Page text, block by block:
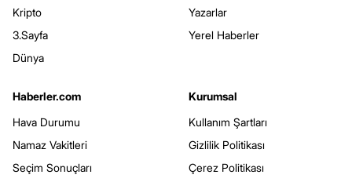
Kripto
3.Sayfa
Dünya
Yazarlar
Yerel Haberler
Haberler.com
Hava Durumu
Namaz Vakitleri
Seçim Sonuçları
Kurumsal
Kullanım Şartları
Gizlilik Politikası
Çerez Politikası